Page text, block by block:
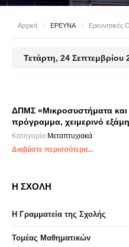
Αρχική / ΕΡΕΥΝΑ / Ερευνητικές
Τετάρτη, 24
ΔΠΜΣ «Μικροσυστήματα και
πρόγραμμα, χειμερινό
Κατηγορία Μεταπτυχιακά
Διαβάστε περισσότερα...
Η ΣΧΟΛΗ
Η Γραμματεία της Σχολής
Τομέας Μαθηματικών